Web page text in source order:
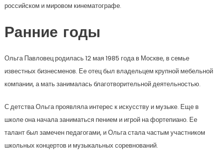
российском и мировом кинематографе.
Ранние годы
Ольга Павловец родилась 12 мая 1985 года в Москве, в семье
известных бизнесменов. Ее отец был владельцем крупной мебельной
компании, а мать занималась благотворительной деятельностью.
С детства Ольга проявляла интерес к искусству и музыке. Еще в
школе она начала заниматься пением и игрой на фортепиано. Ее
талант был замечен педагогами, и Ольга стала частым участником
школьных концертов и музыкальных соревнований.